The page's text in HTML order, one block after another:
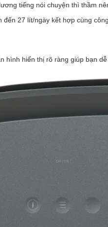
tiếng nói chuyện thì thầm
đến 27 lít/ngày kết hợp cùng
hình hiển thị rõ ràng giúp bạn